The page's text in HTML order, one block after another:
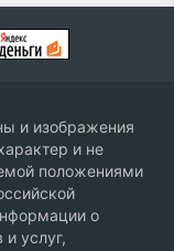
и изображения
и не
положениями
о
услуг,